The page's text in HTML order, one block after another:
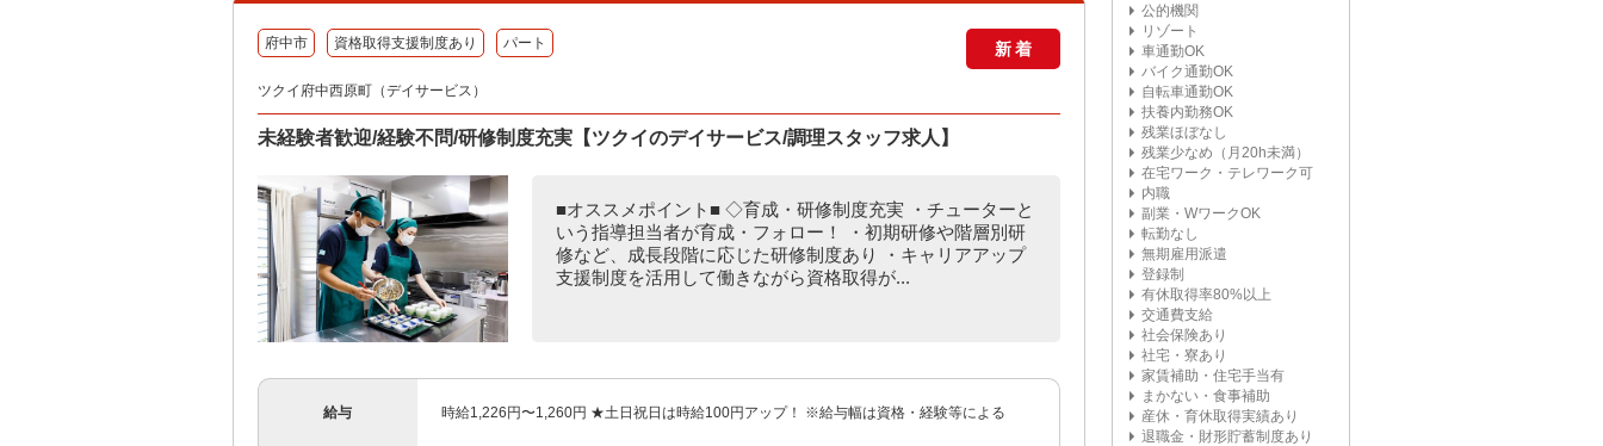
府中市 資格取得支援制度あり パート 新着
ツクイ府中西原町（デイサービス）
未経験者歓迎/経験不問/研修制度充実【ツクイのデイサービス/調理スタッフ求人】
■オススメポイント■ ◇育成・研修制度充実 ・チューターと
いう指導担当者が育成・フォロー！ ・初期研修や階層別研
修など、成長段階に応じた研修制度あり ・キャリアアップ
支援制度を活用して働きながら資格取得が...
給与 時給1,226円〜1,260円 ★土日祝日は時給100円アップ！ ※給与幅は資格・経験等による
公的機関
リゾート
車通勤OK
バイク通勤OK
自転車通勤OK
扶養内勤務OK
残業ほぼなし
残業少なめ（月20h未満）
在宅ワーク・テレワーク可
内職
副業・WワークOK
転勤なし
無期雇用派遣
登録制
有休取得率80%以上
交通費支給
社会保険あり
社宅・寮あり
家賃補助・住宅手当有
まかない・食事補助
産休・育休取得実績あり
退職金・財形貯蓄制度あり